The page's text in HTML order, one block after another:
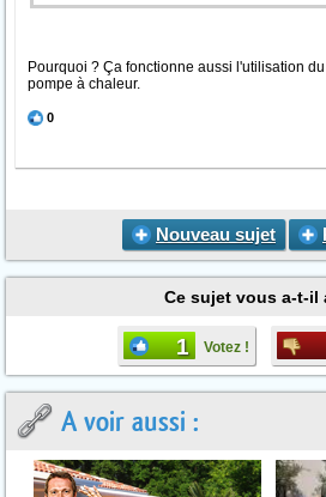
Pourquoi ? Ça fonctionne aussi l'utilisation
pompe à chaleur.
0
Nouveau sujet
Ce sujet vous a-t-il
1 Votez !
A voir aussi :